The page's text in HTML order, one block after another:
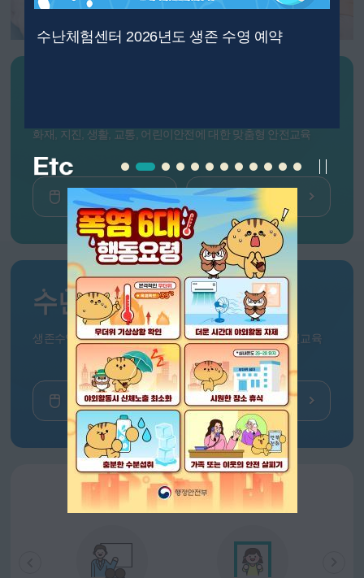
수난체험센터 2026년도 생존 수영 예약
화재, 지진, 생활, 교통, 어린이안전에 대한 맞춤형 안전교육
예약신청 체험증 출력
수난체험센터
생존수영, 침수차량탈출, 침몰선박탈출 등의 맞춤형 안전교육
예약신청 체험증 출력
안전 체험센터